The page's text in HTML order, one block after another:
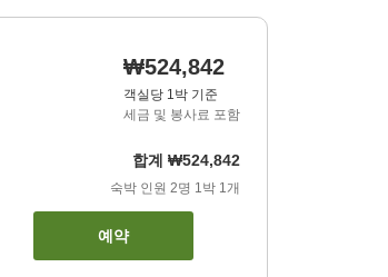
₩524,842
객실당 1박 기준
세금 및 봉사료 포함
합계 ₩524,842
숙박 인원 2명 1 박 1 개
예약